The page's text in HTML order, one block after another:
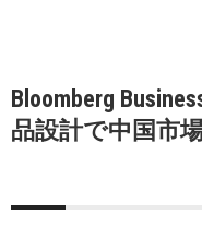
Bloomberg
品設計で中国市